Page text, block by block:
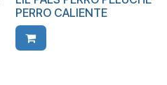
PERRO CALIENTE